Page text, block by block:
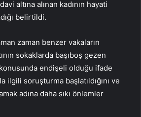
altına alınan kadının hayati
belirtildi.
zaman benzer vakaların
sokaklarda başıboş gezen
endişeli olduğu ifade
ilgili soruşturma başlatıldığını ve
adına daha sıkı önlemler